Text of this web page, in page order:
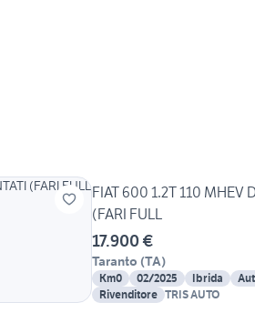
FIAT 600 1.2T 110 MHEV
(FARI FULL
17.900 €
Taranto (TA)
Km0 02/2025 Ibrida
Rivenditore TRIS AUTO